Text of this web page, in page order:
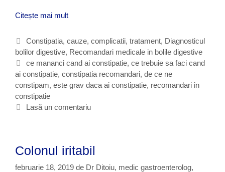
s
i
t
r
a
Citește mai mult
c
i
c
a
d
c
C
a
t
e
g
o
r
Constipatia, cauze, complicatii, tratament, Diagnosticul
bolilor digestive, Recomandari medicale in bolile digestive
E
t
i
c
h
ce mananci cand ai constipatie, ce trebuie sa faci cand
ai constipatie, constipatia recomandari, de ce ne
constipam, este grav daca ai constipatie, recomandari in
constipatie
Lasă un comentariu
Colonul iritabil
februarie 18, 2019 de Dr Ditoiu, medic gastroenterolog,